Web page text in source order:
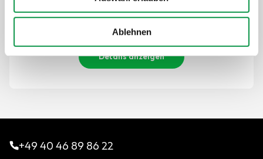
Ablehnen
Der Preis ist inkl. MwSt.
Auf Lager
Details anzeigen
+49 40 46 89 86 22